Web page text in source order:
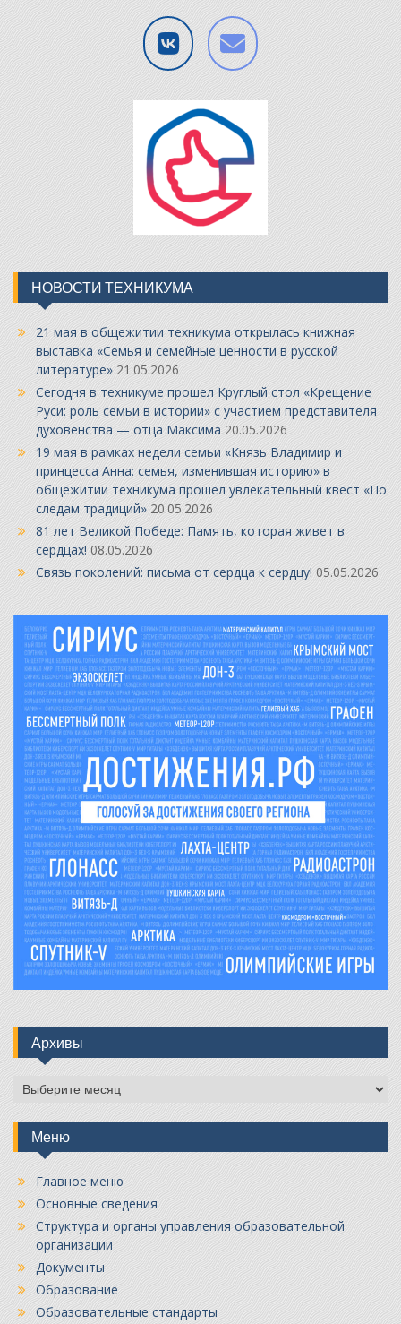
НОВОСТИ ТЕХНИКУМА
21 мая в общежитии техникума открылась книжная
выставка «Семья и семейные ценности в русской
литературе» 21.05.2026
Сегодня в техникуме прошел Круглый стол «Крещение
Руси: роль семьи в истории» с участием представителя
духовенства — отца Максима 20.05.2026
19 мая в рамках недели семьи «Князь Владимир и
принцесса Анна: семья, изменившая историю» в
общежитии техникума прошел увлекательный квест «По
следам традиций» 20.05.2026
81 лет Великой Победе: Память, которая живет в
сердцах! 08.05.2026
Связь поколений: письма от сердца к сердцу! 05.05.2026
Архивы
Архивы
Меню
Главное меню
Основные сведения
Структура и органы управления образовательной
организации
Документы
Образование
Образовательные стандарты